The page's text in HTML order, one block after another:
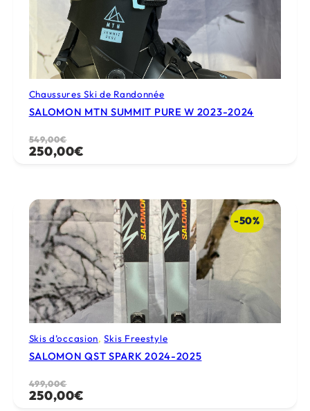
Chaussures Ski de Randonnée
SALOMON MTN SUMMIT PURE W 2023-2024
549,00€
Le
prix
549,00€.
250,00€
Le
prix
250,00€.
-50%
Skis d’occasion, Skis Freestyle
SALOMON QST SPARK 2024-2025
499,00€
Le
prix
250,00€
Le
prix